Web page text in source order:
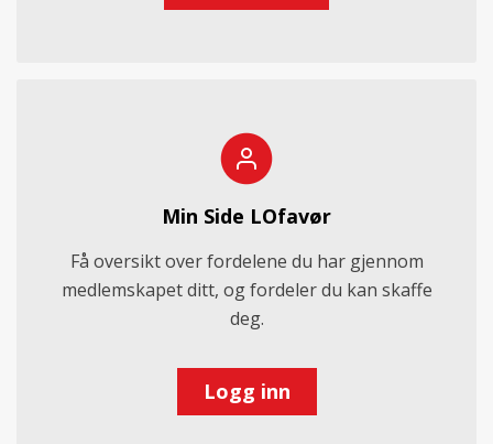
Min Side LOfavør
Få oversikt over fordelene du har gjennom
medlemskapet ditt, og fordeler du kan skaffe
deg.
Logg inn